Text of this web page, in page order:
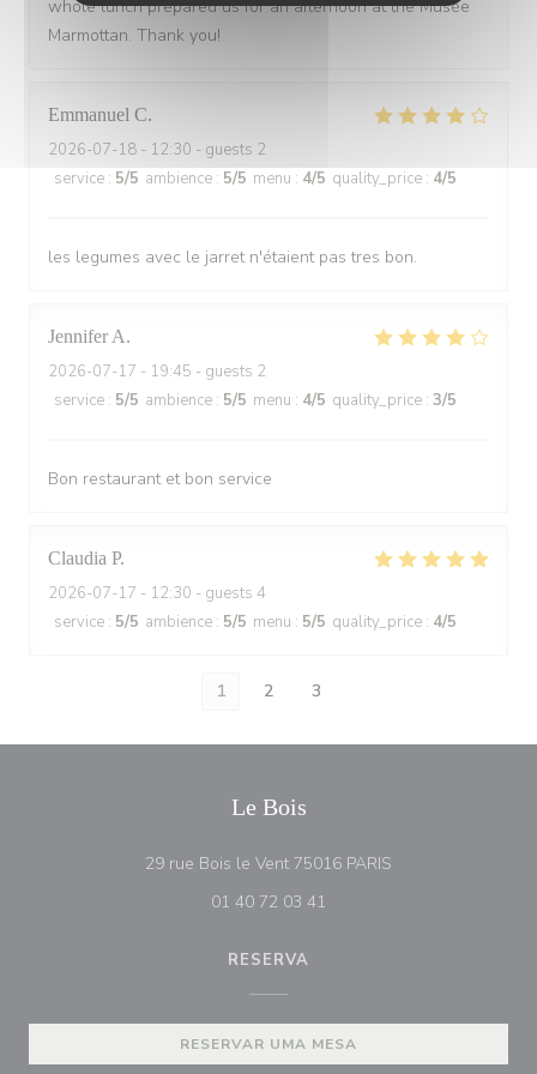
whole lunch prepared us for an afternoon at the Musèe
Marmottan. Thank you!
Emmanuel C
2026-07-18 - 12:30 - guests 2
service : 5/5 ambience : 5/5 menu : 4/5 quality_price : 4/5
les legumes avec le jarret n'étaient pas tres bon.
Jennifer A
2026-07-17 - 19:45 - guests 2
service : 5/5 ambience : 5/5 menu : 4/5 quality_price : 3/5
Bon restaurant et bon service
Claudia P
2026-07-17 - 12:30 - guests 4
service : 5/5 ambience : 5/5 menu : 5/5 quality_price : 4/5
1 2 3
Le Bois
29 rue Bois le Vent 75016 PARIS
01 40 72 03 41
RESERVA
RESERVAR UMA MESA